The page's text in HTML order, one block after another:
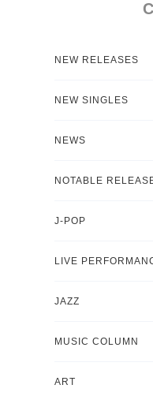
NEW RELEASES
NEW SINGLES
NEWS
NOTABLE
J-POP
LIVE
JAZZ
MUSIC COLUMN
ART